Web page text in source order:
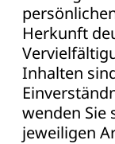
Herkunft
Inhalten
wenden Sie
jeweiligen